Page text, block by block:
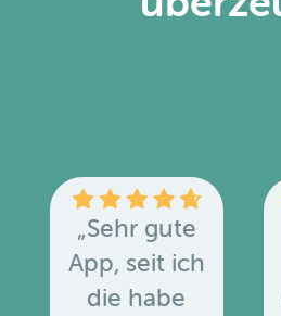
„Sehr gute
App, seit ich
die habe